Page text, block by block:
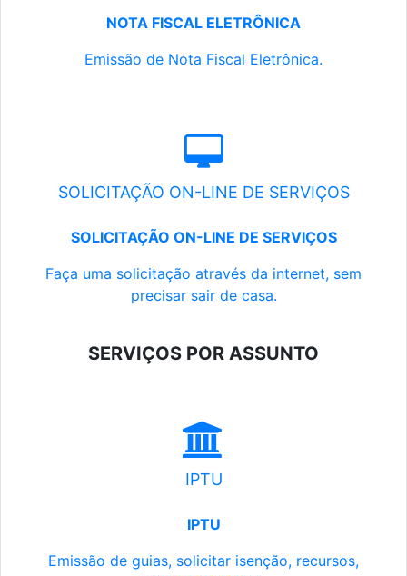
NOTA FISCAL ELETRÔNICA
Emissão de Nota Fiscal Eletrônica.
SOLICITAÇÃO ON-LINE DE SERVIÇOS
SOLICITAÇÃO ON-LINE DE SERVIÇOS
Faça uma solicitação através da internet, sem
precisar sair de casa.
SERVIÇOS POR ASSUNTO
IPTU
IPTU
Emissão de guias, solicitar isenção, recursos,